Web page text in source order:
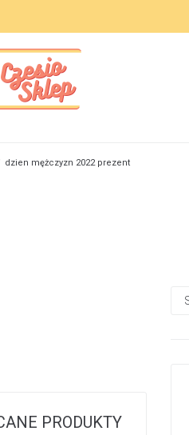
dzien mężczyzn 2022 prezent
PRODUKTY